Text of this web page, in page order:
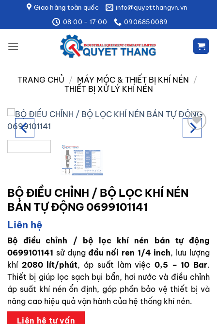
nội
dung
Giao hàng toàn quốc
info@quyetthangvn.vn
08:00 - 17:00
0906850089
TRANG CHỦ / MÁY MÓC & THIẾT BỊ KHÍ NÉN /
THIẾT BỊ XỬ LÝ KHÍ NÉN
Add to
BỘ ĐIỀU CHỈNH / BỘ LỌC KHÍ NÉN
BÁN TỰ ĐỘNG 0699101141
Liên hệ
Bộ điều chỉnh / bộ lọc khí nén bán tự động
0699101141 sử dụngđầu nối ren 1/4 inch, lưu lượng
khí 2080 lít/phút, áp suất làm việc 0,5 – 10 Bar.
Thiết bị giúp lọc sạch bụi bẩn, hơi nước và điều chỉnh
áp suất khí nén ổn định, góp phần bảo vệ thiết bị và
nâng cao hiệu quả vận hành của hệ thống khí nén.
Liên hệ tư vấn